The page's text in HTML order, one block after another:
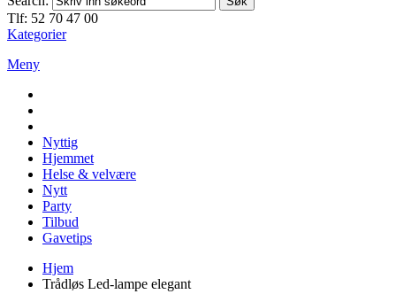
Tlf: 52 70 47 00
Kategorier
Meny
Nyttig
Hjemmet
Helse & velvære
Nytt
Party
Tilbud
Gavetips
Hjem
Trådløs Led-lampe elegant